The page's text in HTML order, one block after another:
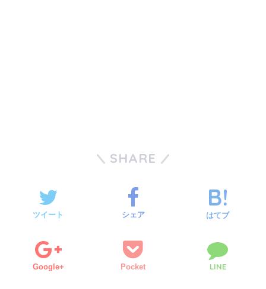
SHARE
ツイート シェア はてブ
Google+ Pocket LINE